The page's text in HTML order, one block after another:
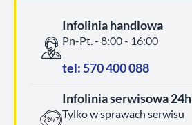
Infolinia handlowa
Pn-Pt. - 8:00 - 16:00
tel: 570 400 088
Infolinia serwisowa 24h
Tylko w sprawach serwisu